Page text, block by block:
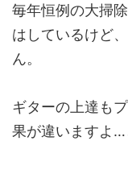
毎年恒例の大掃
はしているけど
ん。
ギターの上達も
果が違いますよ…